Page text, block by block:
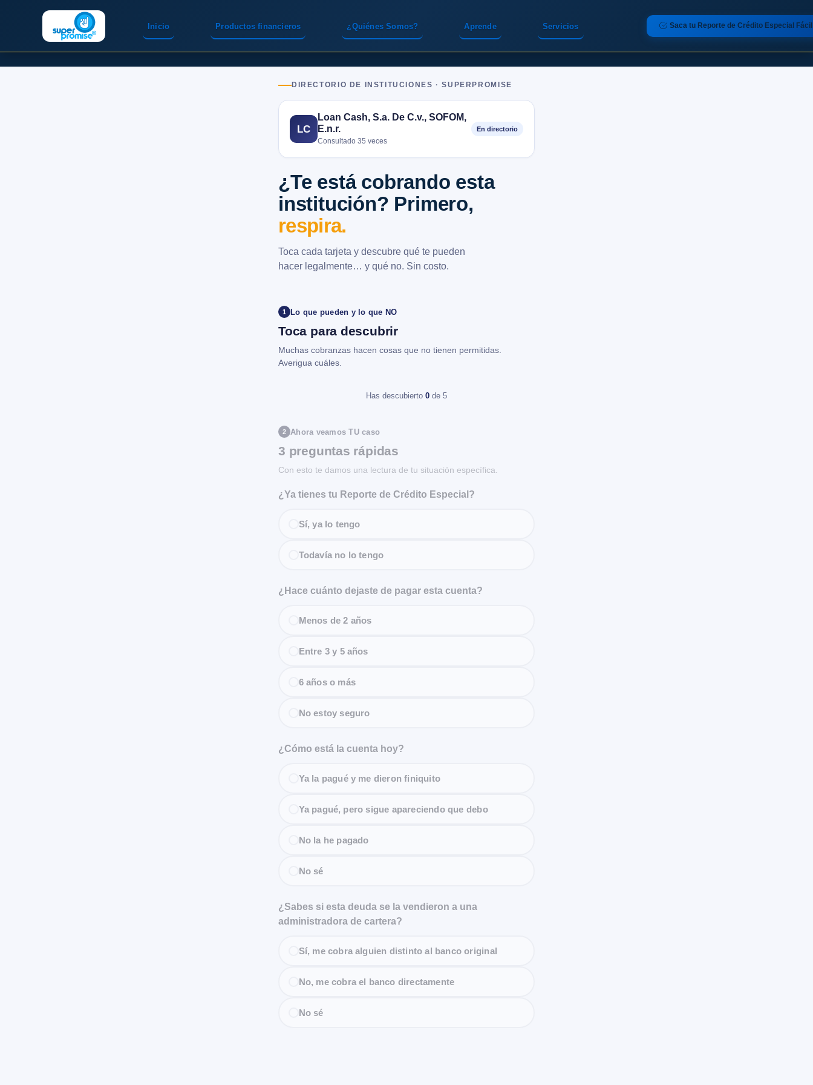
Inicio Servicios
Productos financieros ¿Quiénes Somos? Aprende Saca tu Reporte de Crédito Especial Fácil
DIRECTORIO DE INSTITUCIONES · SUPERPROMISE
LC
Loan Cash, S.a. De C.v., SOFOM,
E.n.r.
Consultado 35 veces
En directorio
¿Te está cobrando esta
institución? Primero,
respira.
Toca cada tarjeta y descubre qué te pueden
hacer legalmente… y qué no. Sin costo.
1 Lo que pueden y lo que NO
Toca para descubrir
Muchas cobranzas hacen cosas que no tienen permitidas.
Averigua cuáles.
Has descubierto 0 de 5
2 Ahora veamos TU caso
3 preguntas rápidas
Con esto te damos una lectura de tu situación específica.
¿Ya tienes tu Reporte de Crédito Especial?
Sí, ya lo tengo
Todavía no lo tengo
¿Hace cuánto dejaste de pagar esta cuenta?
Menos de 2 años
Entre 3 y 5 años
6 años o más
No estoy seguro
¿Cómo está la cuenta hoy?
Ya la pagué y me dieron finiquito
Ya pagué, pero sigue apareciendo que debo
No la he pagado
No sé
¿Sabes si esta deuda se la vendieron a una
administradora de cartera?
Sí, me cobra alguien distinto al banco original
No, me cobra el banco directamente
No sé